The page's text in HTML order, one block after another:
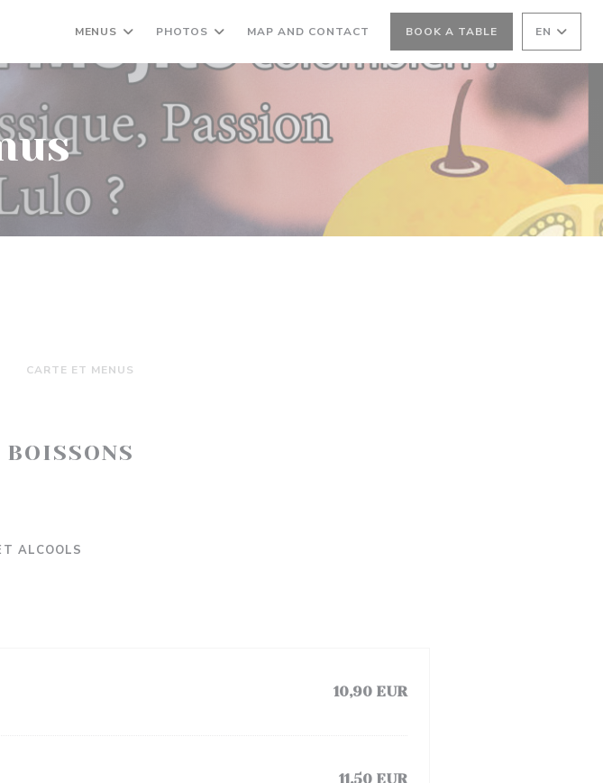
MENUS PHOTOS MAP AND CONTACT BOOK A TABLE EN
CARTE ET MENUS
ALCOOLS
10,90 EUR
11,50 EUR